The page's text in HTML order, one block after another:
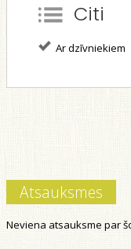
Citi
Ar dzīvniekiem
Atsauksmes
Neviena atsauksme par